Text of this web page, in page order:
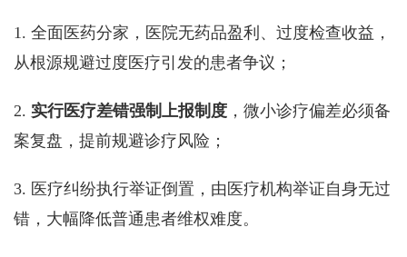
1. 全面医药分家，医院无药品盈利、过度检查收益，
从根源规避过度医疗引发的患者争议；
2. 实行医疗差错强制上报制度 ，微小诊疗偏差必须备
案复盘，提前规避诊疗风险；
3. 医疗纠纷执行举证倒置，由医疗机构举证自身无过
错，大幅降低普通患者维权难度。